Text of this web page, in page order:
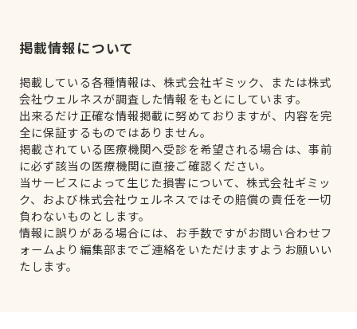
掲載情報について
掲載している各種情報は、株式会社ギミック、または株式
会社ウェルネスが調査した情報をもとにしています。
出来るだけ正確な情報掲載に努めておりますが、内容を完
全に保証するものではありません。
掲載されている医療機関へ受診を希望される場合は、事前
に必ず該当の医療機関に直接ご確認ください。
当サービスによって生じた損害について、株式会社ギミッ
ク、および株式会社ウェルネスではその賠償の責任を一切
負わないものとします。
情報に誤りがある場合には、お手数ですがお問い合わせフ
ォームより編集部までご連絡をいただけますようお願いい
たします。